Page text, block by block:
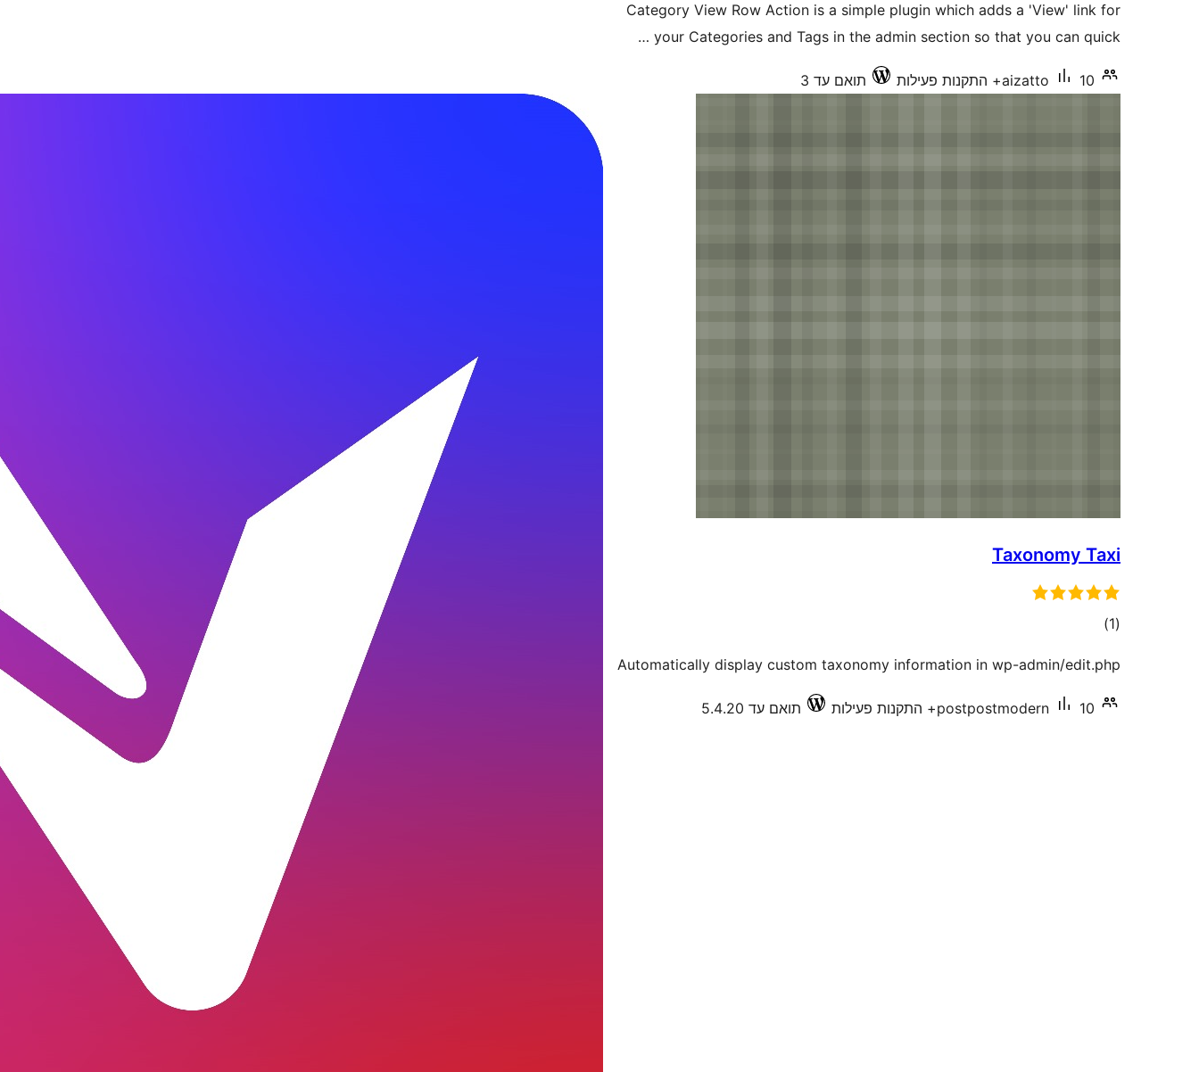
Category View Row Action is a simple plugin which adds a 'View' link for
your Categories and Tags in the admin section so that you can quick …
aizatto 10+ התקנות פעילות תואם עד 3
Taxonomy Taxi
(1 דרוגים)
Automatically display custom taxonomy information in wp-admin/edit.php
postpostmodern 10+ התקנות פעילות תואם עד 5.4.20